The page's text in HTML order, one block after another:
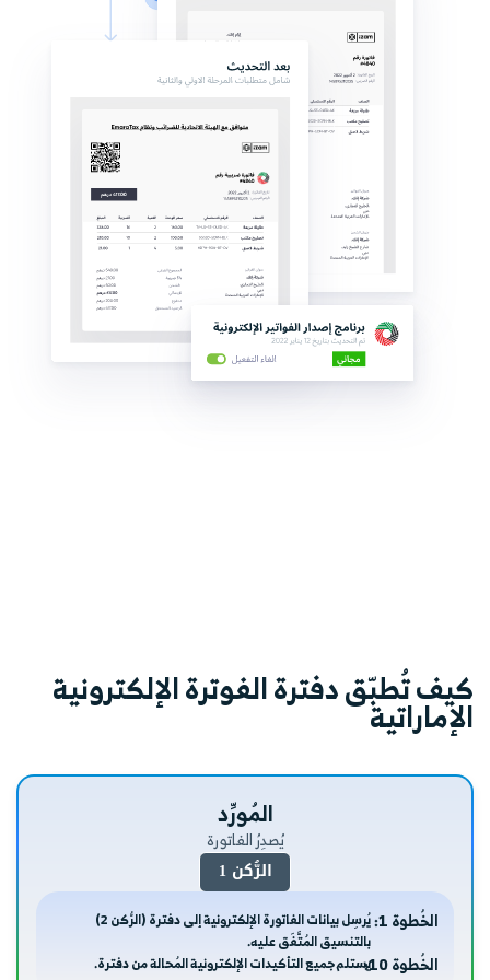
كيف تُطبّق دفترة الفوترة الإلكترونية
الإماراتية
المُورِّد
يُصدِرُ الفاتورة
الرُّكن 1
الخُطوة 1:
يُرسِل بيانات الفاتورة الإلكترونية إلى دفترة (الرُّكن 2)
بالتنسيق المُتَّفَق عليه.
الخُطوة 10: يستلم جميع التأكيدات الإلكترونية المُحالة من دفترة.